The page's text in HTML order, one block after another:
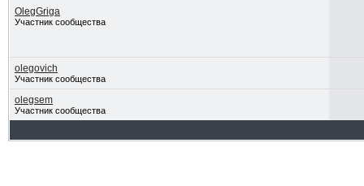
OlegGriga
Участник сообщества
olegovich
Участник сообщества
olegsem
Участник сообщества